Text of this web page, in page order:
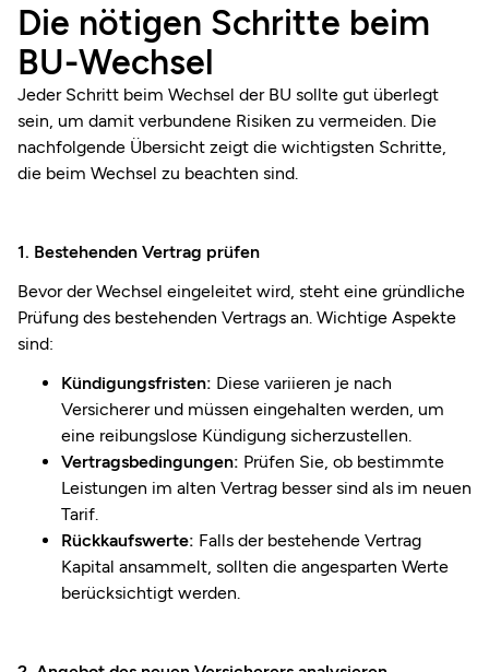
Die nötigen Schritte beim
BU-Wechsel
Jeder Schritt beim Wechsel der BU sollte gut überlegt
sein, um damit verbundene Risiken zu vermeiden. Die
nachfolgende Übersicht zeigt die wichtigsten Schritte,
die beim Wechsel zu beachten sind.
1. Bestehenden Vertrag prüfen
Bevor der Wechsel eingeleitet wird, steht eine gründliche
Prüfung des bestehenden Vertrags an. Wichtige Aspekte
sind:
Kündigungsfristen: Diese variieren je nach
Versicherer und müssen eingehalten werden, um
eine reibungslose Kündigung sicherzustellen.
Vertragsbedingungen: Prüfen Sie, ob bestimmte
Leistungen im alten Vertrag besser sind als im neuen
Tarif.
Rückkaufswerte: Falls der bestehende Vertrag
Kapital ansammelt, sollten die angesparten Werte
berücksichtigt werden.